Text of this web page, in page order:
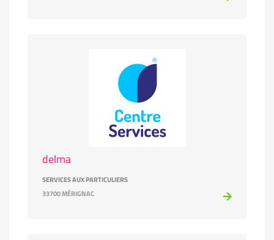
delma
SERVICES AUX PARTICULIERS
33700 MÉRIGNAC